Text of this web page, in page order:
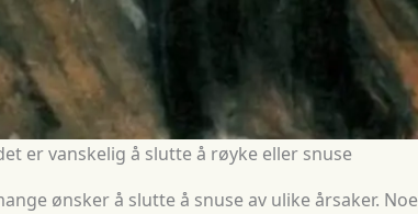
er vanskelig å slutte å røyke eller snuse
ønsker å slutte å snuse av ulike årsaker.